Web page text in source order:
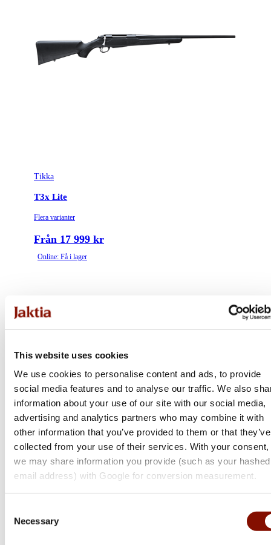
This website uses cookies
We use cookies to personalise content and ads, to provide
social media features and to analyse our traffic. We also
information about your use of our site with our social media,
advertising and analytics partners who may combine it with
other information that you’ve provided to them or that they’ve
collected from your use of their services. With your consent,
we may share information you provide (such as your hashed
email address) with Google for conversion measurement.
Selection
Necessary
Tikka
T3x Lite
Flera varianter
Från 17 999 kr
Online: Få i lager
Tikka